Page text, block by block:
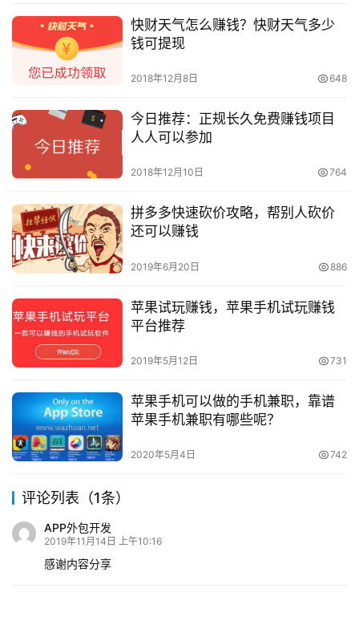
快财天气怎么赚钱？快财天气多少
钱可提现
2018年12月8日 648
今日推荐：正规长久免费赚钱项目
人人可以参加
2018年12月10日 764
拼多多快速砍价攻略，帮别人砍价
还可以赚钱
2019年6月20日 886
苹果试玩赚钱，苹果手机试玩赚钱
平台推荐
2019年5月12日 731
苹果手机可以做的手机兼职，靠谱
苹果手机兼职有哪些呢？
2020年5月4日 742
评论列表（1条）
APP外包开发
2019年11月14日 上午10:16
感谢内容分享